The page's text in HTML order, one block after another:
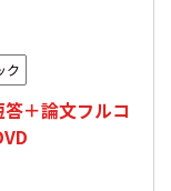
ク
＋論文フルコ